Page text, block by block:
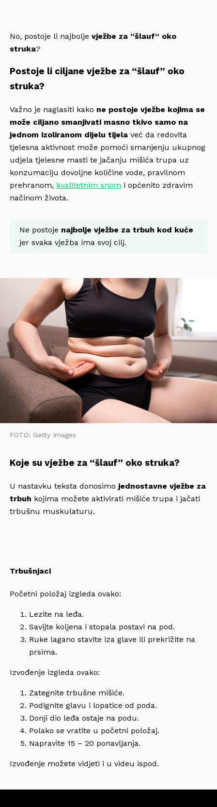
No, postoje li najbolje vježbe za “šlauf” oko
struka?
Postoje li ciljane vježbe za “šlauf” oko
struka?
Važno je naglasiti kako ne postoje vježbe kojima se
može ciljano smanjivati masno tkivo samo na
jednom izoliranom dijelu tijela već da redovita
tjelesna aktivnost može pomoći smanjenju ukupnog
udjela tjelesne masti te jačanju mišića trupa uz
konzumaciju dovoljne količine vode, pravilnom
prehranom, kvalitetnim snom i općenito zdravim
načinom života.
Ne postoje najbolje vježbe za trbuh kod kuće
jer svaka vježba ima svoj cilj.
FOTO: Getty Images
Koje su vježbe za “šlauf” oko struka?
U nastavku teksta donosimo jednostavne vježbe za
trbuh kojima možete aktivirati mišiće trupa i jačati
trbušnu muskulaturu.
Trbušnjaci
Početni položaj izgleda ovako:
Lezite na leđa.
Savijte koljena i stopala postavi na pod.
Ruke lagano stavite iza glave ili prekrižite na
prsima.
Izvođenje izgleda ovako:
Zategnite trbušne mišiće.
Podignite glavu i lopatice od poda.
Donji dio leđa ostaje na podu.
Polako se vratite u početni položaj.
Napravite 15 – 20 ponavljanja.
Izvođenje možete vidjeti i u videu ispod.